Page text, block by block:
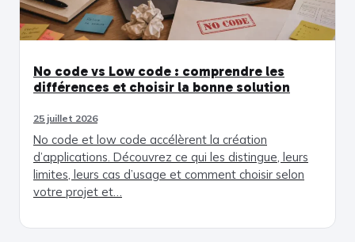
No code vs Low code : comprendre les
différences et choisir la bonne solution
25 juillet 2026
No code et low code accélèrent la création
d’applications. Découvrez ce qui les distingue, leurs
limites, leurs cas d’usage et comment choisir selon
votre projet et…